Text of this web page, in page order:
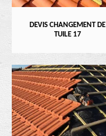
DEVIS CHANGEMENT DE
TUILE 17